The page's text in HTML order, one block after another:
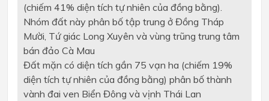
(chiếm 41% diện tích tự nhiên của đồng bằng).
Nhóm đất này phân bố tập trung ở Đồng Tháp
Mười, Tứ giác Long Xuyên và vùng trũng trung tâm
bán đảo Cà Mau
Đất mặn có diện tích gần 75 vạn ha (chiếm 19%
diện tích tự nhiên của đồng bằng) phân bố thành
vành đai ven Biển Đông và vịnh Thái Lan